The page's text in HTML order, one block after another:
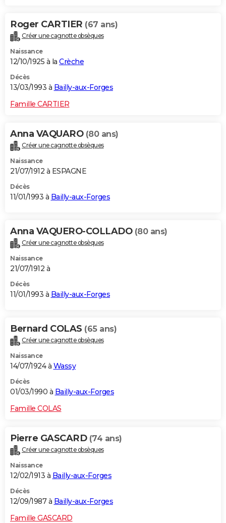
Roger CARTIER (67 ans)
Créer une cagnotte obsèques
Naissance
12/10/1925 à la Crèche
Décès
13/03/1993 à Bailly-aux-Forges
Famille CARTIER
Anna VAQUARO (80 ans)
Créer une cagnotte obsèques
Naissance
21/07/1912 à ESPAGNE
Décès
11/01/1993 à Bailly-aux-Forges
Anna VAQUERO-COLLADO (80 ans)
Créer une cagnotte obsèques
Naissance
21/07/1912 à
Décès
11/01/1993 à Bailly-aux-Forges
Bernard COLAS (65 ans)
Créer une cagnotte obsèques
Naissance
14/07/1924 à Wassy
Décès
01/03/1990 à Bailly-aux-Forges
Famille COLAS
Pierre GASCARD (74 ans)
Créer une cagnotte obsèques
Naissance
12/02/1913 à Bailly-aux-Forges
Décès
12/09/1987 à Bailly-aux-Forges
Famille GASCARD